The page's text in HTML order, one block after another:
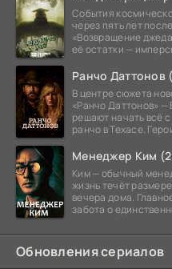
События
через пять лет
«Возвращение
её остатки —
Ранчо Даттонов
В центре сюжета
«Ранчо Даттонов» —
решают начать всё
ранчо в Техасе.
Менеджер Ким
Ким — обычный
жизнь течёт
вечера дома.
забота о
Обновления сериалов